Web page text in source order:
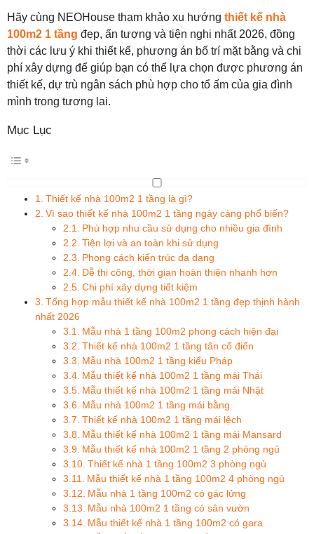
Hãy cùng NEOHouse tham khảo xu hướng thiết kế nhà
100m2 1 tầng đẹp, ấn tượng và tiện nghi nhất 2026, đồng
thời các lưu ý khi thiết kế, phương án bố trí mặt bằng và chi
phí xây dựng để giúp bạn có thể lựa chọn được phương án
thiết kế, dự trù ngân sách phù hợp cho tổ ấm của gia đình
mình trong tương lai.
Mục Lục
Thiết kế nhà 100m2 1 tầng là gì?
Vì sao thiết kế nhà 100m2 1 tầng ngày càng phổ biến?
Phù hợp nhu cầu sử dụng cho nhiều gia đình
Tiện lợi và an toàn khi sử dụng
Phong cách kiến trúc đa dạng
Dễ thi công, thời gian hoàn thiện nhanh hơn
Chi phí xây dựng tiết kiệm
Tổng hợp mẫu thiết kế nhà 100m2 1 tầng đẹp thịnh hành
nhất 2026
Mẫu nhà 1 tầng 100m2 phong cách hiện đại
Thiết kế nhà 100m2 1 tầng tân cổ điển
Mẫu nhà 100m2 1 tầng kiểu Pháp
Mẫu thiết kế nhà 100m2 1 tầng mái Thái
Mẫu thiết kế nhà 100m2 1 tầng mái Nhật
Mẫu nhà 100m2 1 tầng mái bằng
Thiết kế nhà 100m2 1 tầng mái lệch
Mẫu thiết kế nhà 100m2 1 tầng mái Mansard
Mẫu thiết kế nhà 100m2 1 tầng 2 phòng ngủ
Thiết kế nhà 1 tầng 100m2 3 phòng ngủ
Mẫu thiết kế nhà 1 tầng 100m2 4 phòng ngủ
Mẫu nhà 1 tầng 100m2 có gác lửng
Mẫu nhà 100m2 1 tầng có sân vườn
Mẫu thiết kế nhà 1 tầng 100m2 có gara